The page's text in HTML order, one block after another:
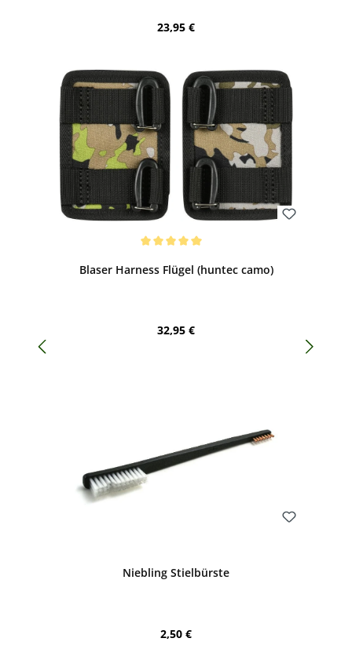
Regulärer Preis:
23,95 €
Blaser Harness Flügel (huntec camo)
Regulärer Preis:
32,95 €
Niebling Stielbürste
Regulärer Preis:
2,50 €